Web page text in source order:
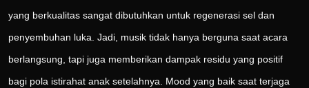
yang berkualitas sangat dibutuhkan untuk regenerasi sel dan
penyembuhan luka. Jadi, musik tidak hanya berguna saat acara
berlangsung, tapi juga memberikan dampak residu yang positif
bagi pola istirahat anak setelahnya. Mood yang baik saat terjaga